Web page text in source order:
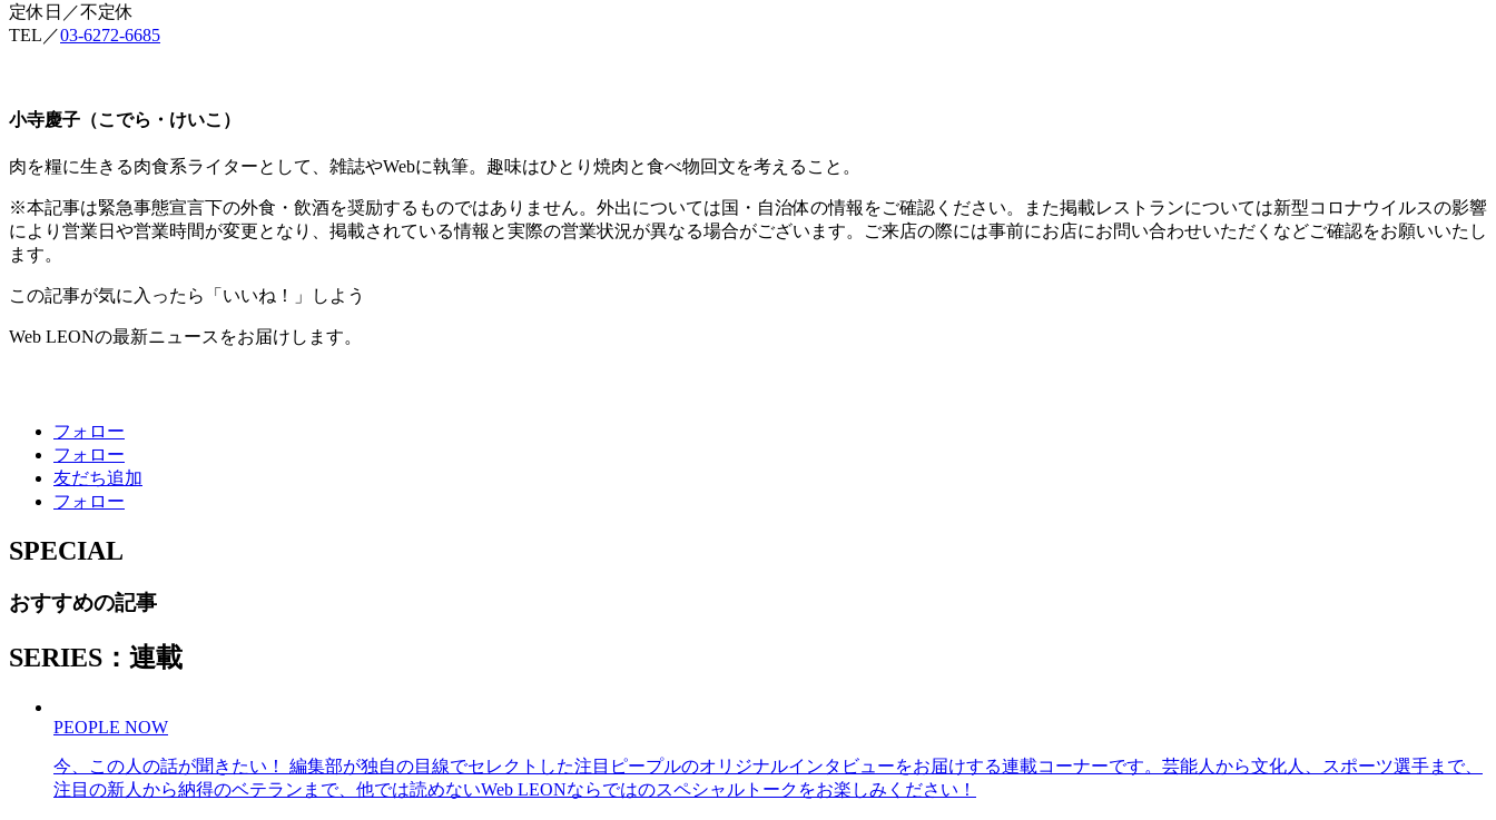
定休日／不定休
TEL／03-6272-6685
小寺慶子（こでら・けいこ）
肉を糧に生きる肉食系ライターとして、雑誌やWebに執筆。趣味はひとり焼肉と食べ物回文を考えること。
※本記事は緊急事態宣言下の外食・飲酒を奨励するものではありません。外出については国・自治体の情報をご確認ください。また掲載レストランについては新型コロナウイルスの影響
により営業日や営業時間が変更となり、掲載されている情報と実際の営業状況が異なる場合がございます。ご来店の際には事前にお店にお問い合わせいただくなどご確認をお願いいたし
ます。
この記事が気に入ったら「いいね！」しよう
Web LEONの最新ニュースをお届けします。
フォロー
フォロー
友だち追加
フォロー
SPECIAL
おすすめの記事
SERIES：連載
PEOPLE NOW
今、この人の話が聞きたい！ 編集部が独自の目線でセレクトした注目ピープルのオリジナルインタビューをお届けする連載コーナーです。芸能人から文化人、スポーツ選手まで、
注目の新人から納得のベテランまで、他では読めないWeb LEONならではのスペシャルトークをお楽しみください！